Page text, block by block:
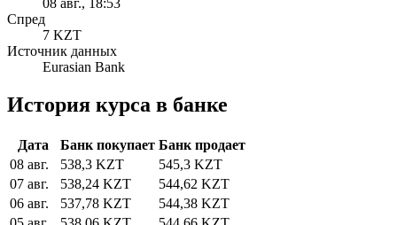
08 авг., 18:53
Спред
7 KZT
Источник данных
Eurasian Bank
История курса в банке
Дата Банк покупает Банк продает
08 авг.
538,3 KZT
545,3 KZT
07 авг.
538,24 KZT
544,62 KZT
06 авг.
537,78 KZT
544,38 KZT